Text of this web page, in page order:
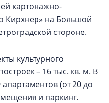
картонажно-
Кирхнер» на Большой
стороне.
культурного
– 16 тыс. кв. м. В
апартаментов (от 20 до
и паркинг.